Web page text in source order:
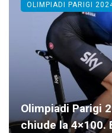
Olimpiadi Parigi
chiude la 4×100.
OLIMPIADI PARIGI